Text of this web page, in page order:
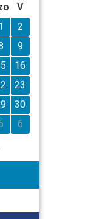
V
2
9
16
23
30
6